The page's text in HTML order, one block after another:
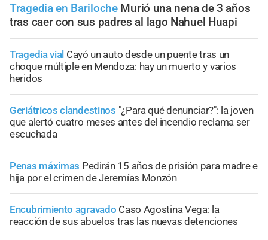
Tragedia en Bariloche Murió una nena de 3 años
tras caer con sus padres al lago Nahuel Huapi
Tragedia vial Cayó un auto desde un puente tras un
choque múltiple en Mendoza: hay un muerto y varios
heridos
Geriátricos clandestinos "¿Para qué denunciar?": la joven
que alertó cuatro meses antes del incendio reclama ser
escuchada
Penas máximas Pedirán 15 años de prisión para madre e
hija por el crimen de Jeremías Monzón
Encubrimiento agravado Caso Agostina Vega: la
reacción de sus abuelos tras las nuevas detenciones